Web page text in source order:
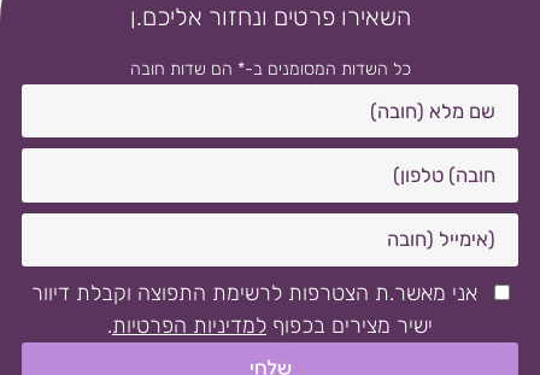
השאירו פרטים ונחזור אליכם.ן
כל השדות המסומנים ב-* הם שדות חובה
אני מאשר.ת הצטרפות לרשימת התפוצה וקבלת דיוור
ישיר מצירים בכפוף למדיניות הפרטיות.